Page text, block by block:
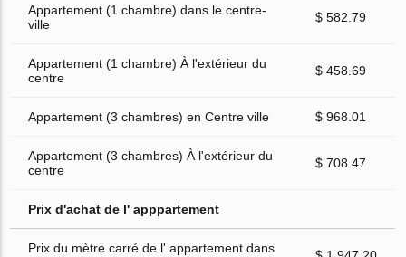
Appartement (1 chambre) dans le centre-
ville
$ 582.79
Appartement (1 chambre) À l'extérieur du
centre
$ 458.69
Appartement (3 chambres) en Centre ville $ 968.01
Appartement (3 chambres) À l'extérieur du
centre
$ 708.47
Prix d'achat de l' apppartement
Prix du mètre carré de l' appartement dans